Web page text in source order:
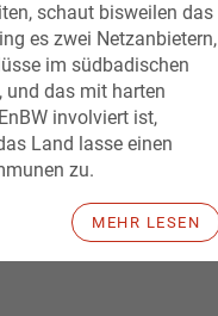
schaut bisweilen das
es zwei Netzanbietern,
im südbadischen
und das mit harten
involviert ist,
Land lasse einen
zu.
MEHR LESEN